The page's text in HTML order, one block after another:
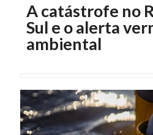
A catástrofe no
Sul e o alerta
ambiental